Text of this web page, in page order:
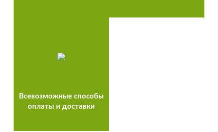
Всевозможные способы
оплаты и доставки